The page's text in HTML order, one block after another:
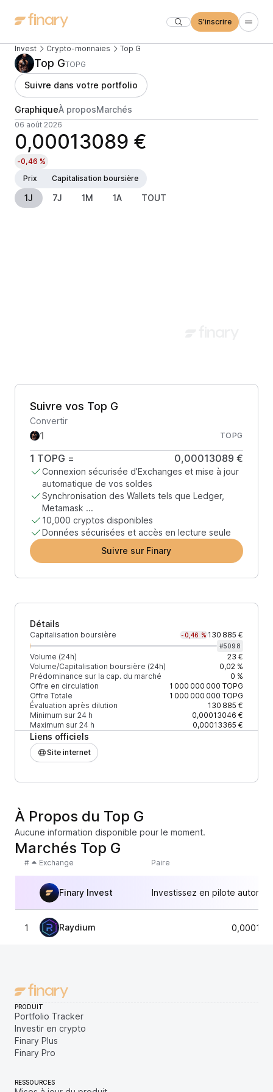
S'inscrire
Invest Crypto-monnaies Top G
Top GTOPG
Suivre dans votre portfolio
GraphiqueÀ proposMarchés
06 août 2026
0,00013089 €
-0,46 %
Prix
Capitalisation boursière
1J 7J 1M 1A TOUT
Suivre vos Top G
Convertir
TOPG
1 TOPG = 0,00013089 €
Connexion sécurisée d’Exchanges et mise à jour
automatique de vos soldes
Synchronisation des Wallets tels que Ledger,
Metamask ...
10,000 cryptos disponibles
Données sécurisées et accès en lecture seule
Suivre sur Finary
Détails
Capitalisation boursière -0,46 % 130 885 €
#5098
Volume (24h)
23 €
Volume/Capitalisation boursière (24h)
0,02 %
Prédominance sur la cap. du marché
0 %
Offre en circulation
1 000 000 000 TOPG
Offre Totale
1 000 000 000 TOPG
Évaluation après dilution
130 885 €
Minimum sur 24 h
0,00013046 €
Maximum sur 24 h
0,00013365 €
Liens officiels
Site internet
À Propos du Top G
Aucune information disponible pour le moment.
Marchés Top G
# Exchange Paire
Finary Invest Investissez en pilote
1 Raydium
PRODUIT
Portfolio Tracker
Investir en crypto
Finary Plus
Finary Pro
RESSOURCES